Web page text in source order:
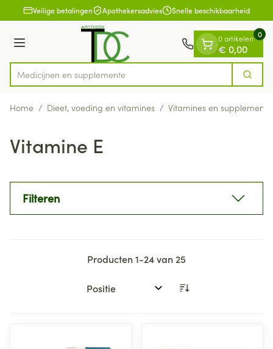
Ga naar de inhoud
1 van 1Veilige betalingen Apothekersadvies Snelle beschikbaarheid
Menu
Product, merk, categorie...
Medicij Zoek
0 artikelen
€ 0,00
0
Home / Dieet, voeding en vitamines / Vitamines en
Vitamine E
Filteren
Producten1-24van 25
Sorteer op: